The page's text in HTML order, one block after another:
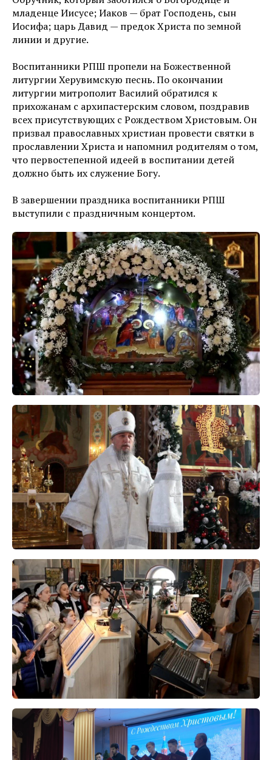
младенце Иисусе; Иаков — брат Господень, сын
Иосифа; царь Давид — предок Христа по земной
линии и другие.
Воспитанники РПШ пропели на Божественной
литургии Херувимскую песнь. По окончании
литургии митрополит Василий обратился к
прихожанам с архипастерским словом, поздравив
всех присутствующих с Рождеством Христовым. Он
призвал православных христиан провести святки в
прославлении Христа и напомнил родителям о том,
что первостепенной идеей в воспитании детей
должно быть их служение Богу.
В завершении праздника воспитанники РПШ
выступили с праздничным концертом.